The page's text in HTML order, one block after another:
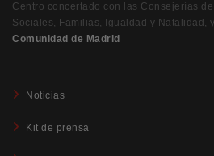
Centro concertado con las Consejerías
Sociales, Familias, Igualdad y Natalidad,
Comunidad de Madrid
Noticias
Kit de prensa